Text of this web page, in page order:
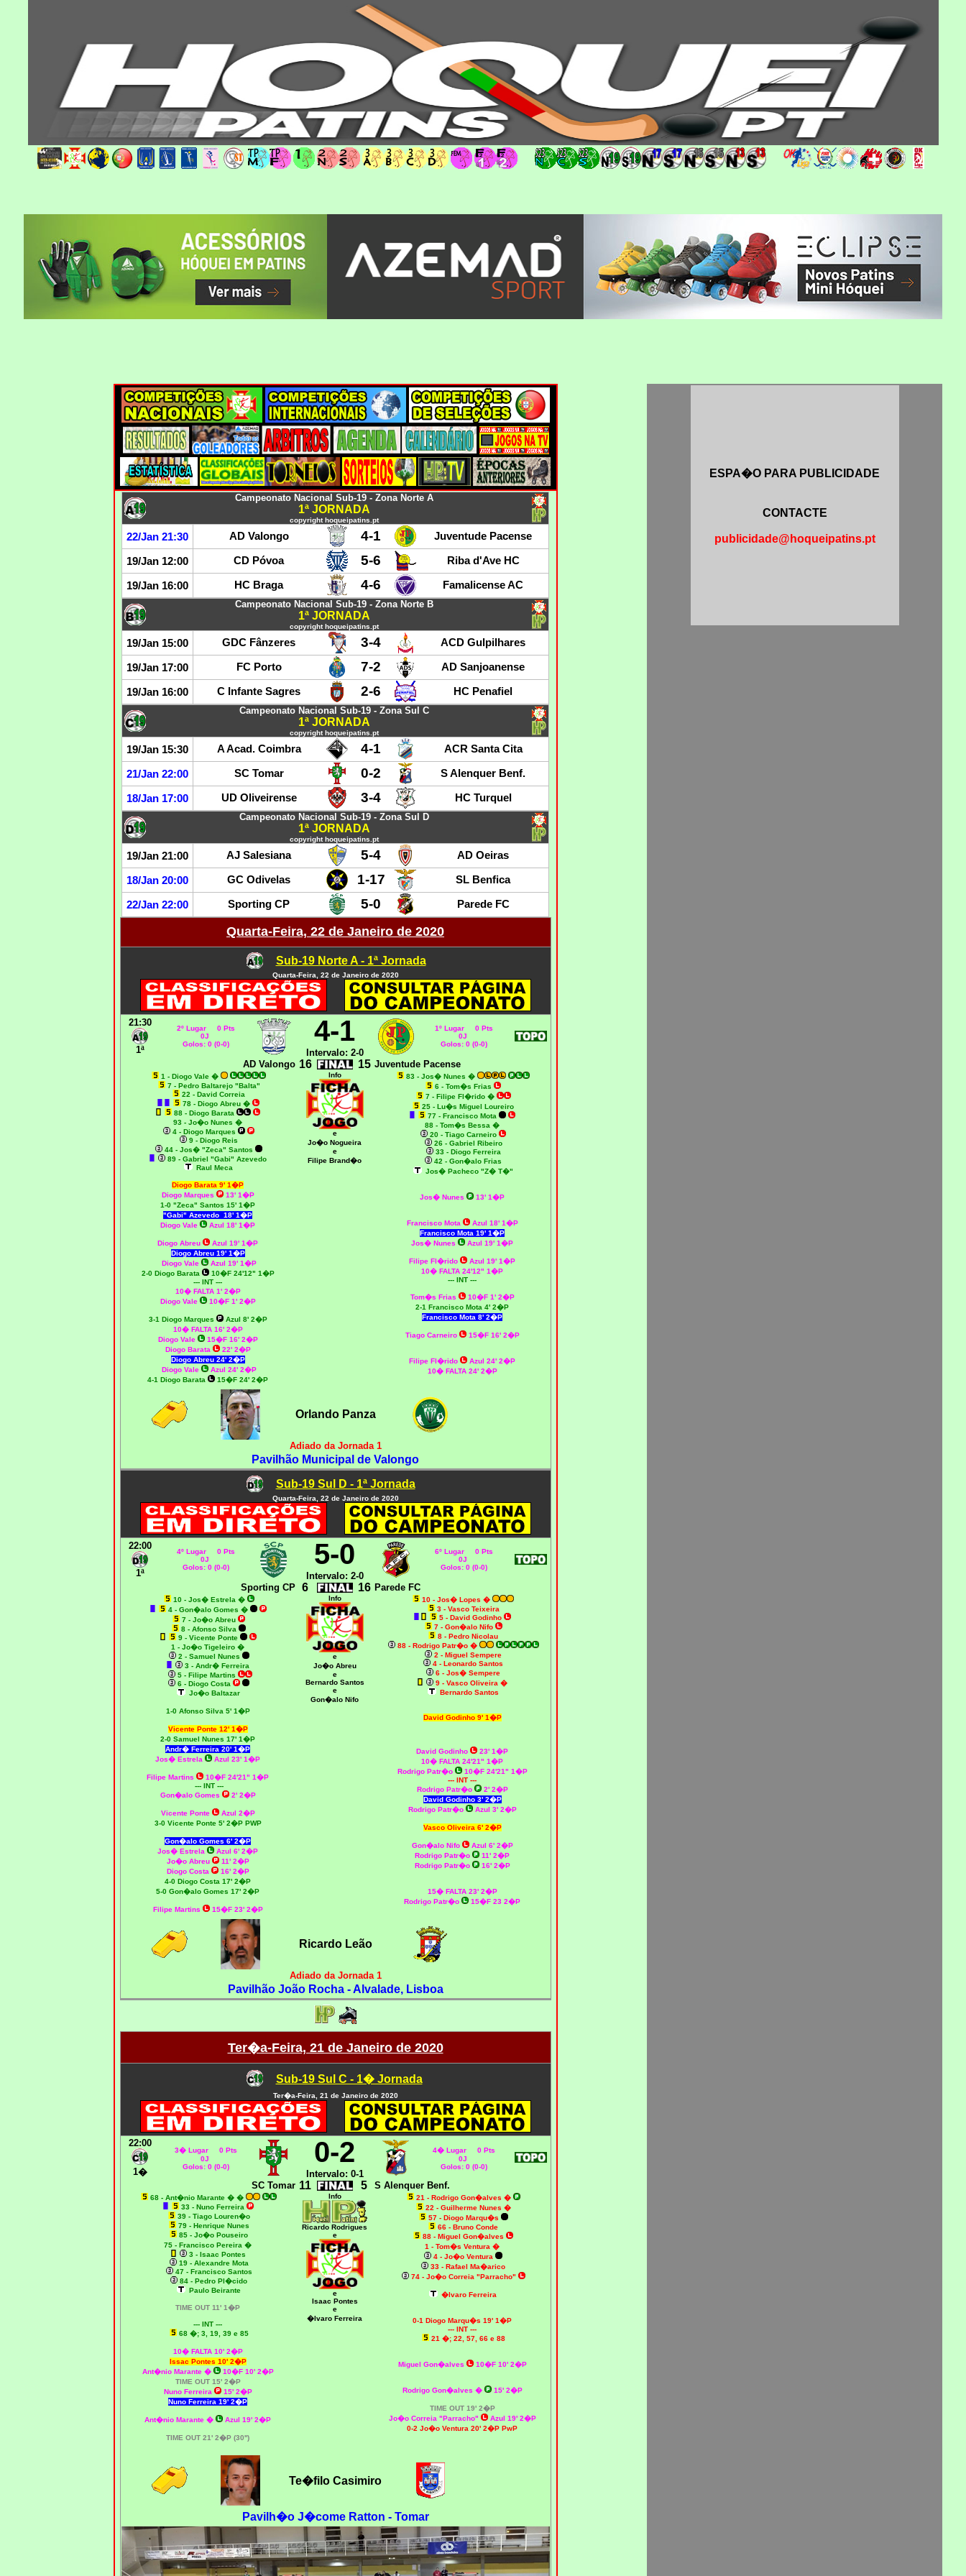
Campeonato Nacional Sub-19 - Zona Norte A
1ª JORNADA
copyright hoqueipatins.pt
22/Jan 21:30 AD Valongo 4-1 Juventude Pacense
19/Jan 12:00 CD Póvoa 5-6 Riba d'Ave HC
19/Jan 16:00 HC Braga 4-6 Famalicense AC
Campeonato Nacional Sub-19 - Zona Norte B
1ª JORNADA
copyright hoqueipatins.pt
19/Jan 15:00 GDC Fânzeres 3-4 ACD Gulpilhares
19/Jan 17:00 FC Porto 7-2 AD Sanjoanense
19/Jan 16:00 C Infante Sagres 2-6 HC Penafiel
Campeonato Nacional Sub-19 - Zona Sul C
1ª JORNADA
copyright hoqueipatins.pt
19/Jan 15:30 A Acad. Coimbra 4-1 ACR Santa Cita
21/Jan 22:00 SC Tomar 0-2 S Alenquer Benf.
18/Jan 17:00 UD Oliveirense 3-4 HC Turquel
Campeonato Nacional Sub-19 - Zona Sul D
1ª JORNADA
copyright hoqueipatins.pt
19/Jan 21:00 AJ Salesiana 5-4 AD Oeiras
18/Jan 20:00 GC Odivelas 1-17 SL Benfica
22/Jan 22:00 Sporting CP 5-0 Parede FC
Quarta-Feira, 22 de Janeiro de 2020
Sub-19 Norte A - 1ª Jornada
Quarta-Feira, 22 de Janeiro de 2020
21:30
1ª
2º Lugar 0 Pts
0J
Golos: 0 (0-0)
4-1
Intervalo: 2-0
1º Lugar 0 Pts
0J
Golos: 0 (0-0)
AD Valongo 16 15 Juventude Pacense
1 - Diogo Vale �
7 - Pedro Baltarejo "Balta"
22 - David Correia
78 - Diogo Abreu �
88 - Diogo Barata
93 - Jo�o Nunes �
4 - Diogo Marques
9 - Diogo Reis
44 - Jos� "Zeca" Santos
89 - Gabriel "Gabi" Azevedo
Raul Meca
Diogo Barata 9' 1�P
Diogo Marques
13' 1�P
1-0 "Zeca" Santos 15' 1�P
"Gabi" Azevedo 18' 1�P
Diogo Vale
Azul 18' 1�P
Diogo Abreu
Azul 19' 1�P
Diogo Abreu 19' 1�P
Diogo Vale
Azul 19' 1�P
2-0 Diogo Barata
10�F 24'12" 1�P
--- INT ---
10� FALTA 1' 2�P
Diogo Vale
10�F 1' 2�P
3-1 Diogo Marques
Azul 8' 2�P
10� FALTA 16' 2�P
Diogo Vale
15�F 16' 2�P
Diogo Barata
22' 2�P
Diogo Abreu 24' 2�P
Diogo Vale
Azul 24' 2�P
4-1 Diogo Barata
15�F 24' 2�P
Info
e
Jo�o Nogueira
e
Filipe Brand�o
83 - Jos� Nunes �
6 - Tom�s Frias
7 - Filipe Fl�rido �
25 - Lu�s Miguel Loureiro
77 - Francisco Mota
88 - Tom�s Bessa �
20 - Tiago Carneiro
26 - Gabriel Ribeiro
33 - Diogo Ferreira
42 - Gon�alo Frias
Jos� Pacheco "Z� T�"
Jos� Nunes 13' 1�P
Francisco Mota
Azul 18' 1�P
Francisco Mota 19' 1�P
Jos� Nunes
Azul 19' 1�P
Filipe Fl�rido
Azul 19' 1�P
10� FALTA 24'12" 1�P
--- INT ---
Tom�s Frias
10�F 1' 2�P
2-1 Francisco Mota 4' 2�P
Francisco Mota 8' 2�P
Tiago Carneiro 15�F 16' 2�P
Filipe Fl�rido
Azul 24' 2�P
10� FALTA 24' 2�P
Orlando Panza
Adiado da Jornada 1
Pavilhão Municipal de Valongo
Sub-19 Sul D - 1ª Jornada
Quarta-Feira, 22 de Janeiro de 2020
22:00
1ª
4º Lugar 0 Pts
0J
Golos: 0 (0-0)
5-0
Intervalo: 2-0
6º Lugar 0 Pts
0J
Golos: 0 (0-0)
Sporting CP 6 16 Parede FC
10 - Jos� Estrela �
4 - Gon�alo Gomes �
7 - Jo�o Abreu
8 - Afonso Silva
9 - Vicente Ponte
1 - Jo�o Tigeleiro �
2 - Samuel Nunes
3 - Andr� Ferreira
5 - Filipe Martins
6 - Diogo Costa
Jo�o Baltazar
1-0 Afonso Silva 5' 1�P
Vicente Ponte 12' 1�P
2-0 Samuel Nunes 17' 1�P
Andr� Ferreira 20' 1�P
Jos� Estrela
Azul 23' 1�P
Filipe Martins
10�F 24'21" 1�P
--- INT ---
Gon�alo Gomes
2' 2�P
Vicente Ponte
Azul 2�P
3-0 Vicente Ponte 5' 2�P PWP
Gon�alo Gomes 6' 2�P
Jos� Estrela
Azul 6' 2�P
Jo�o Abreu
11' 2�P
Diogo Costa
16' 2�P
4-0 Diogo Costa 17' 2�P
5-0 Gon�alo Gomes 17' 2�P
Filipe Martins 15�F 23' 2�P
Info
e
Jo�o Abreu
e
Bernardo Santos
e
Gon�alo Nifo
10 - Jos� Lopes �
3 - Vasco Teixeira
5 - David Godinho
7 - Gon�alo Nifo
8 - Pedro Nicolau
88- Rodrigo Patr�o �
2 - Miguel Sempere
4 - Leonardo Santos
6 - Jos� Sempere
9 - Vasco Oliveira �
Bernardo Santos
David Godinho 9' 1�P
David Godinho
23' 1�P
10� FALTA 24'21" 1�P
Rodrigo Patr�o
10�F 24'21" 1�P
--- INT ---
Rodrigo Patr�o
2' 2�P
David Godinho 3' 2�P
Rodrigo Patr�o
Azul 3' 2�P
Vasco Oliveira 6' 2�P
Gon�alo Nifo
Azul 6' 2�P
Rodrigo Patr�o
11' 2�P
Rodrigo Patr�o
16' 2�P
15� FALTA 23' 2�P
Rodrigo Patr�o
15�F 23 2�P
Ricardo Leão
Adiado da Jornada 1
Pavilhão João Rocha - Alvalade, Lisboa
Ter�a-Feira, 21 de Janeiro de 2020
Sub-19 Sul C - 1� Jornada
Ter�a-Feira , 21 de Janeiro de 2020
22:00
1�
3� Lugar 0 Pts
0J
Golos: 0 (0-0)
0-2
Intervalo: 0-1
4� Lugar 0 Pts
0J
Golos: 0 (0-0)
SC Tomar 11 5 S Alenquer Benf.
68 - Ant�nio Marante � �
33 - Nuno Ferreira
39 - Tiago Louren�o
79 - Henrique Nunes
85 - Jo�o Pouseiro
75 - Francisco Pereira �
3 - Isaac Pontes
19 - Alexandre Mota
47 - Francisco Santos
84 - Pedro Pl�cido
Paulo Beirante
TIME OUT 11' 1�P
--- INT ---
68�; 3, 19, 39 e 85
10� FALTA 10' 2�P
Issac Pontes 10' 2�P
Ant�nio Marante �
10�F 10' 2�P
TIME OUT 15' 2�P
Nuno Ferreira
15' 2�P
Nuno Ferreira 19' 2�P
Ant�nio Marante � Azul 19' 2�P
TIME OUT 21' 2�P (30'')
Info
Ricardo Rodrigues
e
e
Isaac Pontes
e
�lvaro Ferreira
21 - Rodrigo Gon�alves �
22 - Guilherme Nunes �
57 - Diogo Marqu�s
66 - Bruno Conde
88 - Miguel Gon�alves
1 - Tom�s Ventura �
4 - Jo�o Ventura
33 - Rafael Ma�arico
74 - Jo�o Correia "Parracho"
�lvaro Ferreira
0-1 Diogo Marqu�s 19' 1�P
--- INT ---
21 �; 22, 57, 66 e 88
Miguel Gon�alves 10�F 10' 2�P
Rodrigo Gon�alves � 15' 2�P
TIME OUT 19' 2�P
Jo�o Correia "Parracho"
Azul 19' 2�P
0-2 Jo�o Ventura 20' 2�P PwP
Te�filo Casimiro
Pavilh�o J�come Ratton - Tomar
ESPA�O PARA PUBLICIDADE
CONTACTE
publicidade@hoqueipatins.pt